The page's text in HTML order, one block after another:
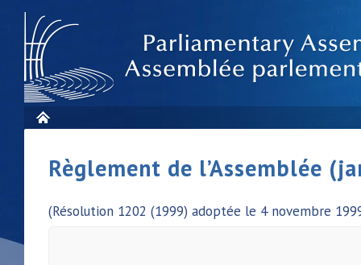
Règlement de l’Assemblée
(Résolution 1202 (1999) adoptée le 4 novembre